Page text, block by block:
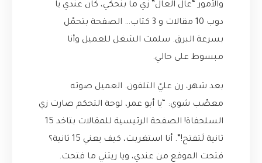
والأمور “عال العال” زي ما بنحكي، كان عندي يا
دوب 10 مقالات و 3 كتاب… الصفحة بتحمّل
بسرعة البرق. سلمت الشغل للعميل وأنا
مبسوط على حالي.
بعد شهر، رن عليّ التلفون. العميل صوته
معصّب شوي: “يا أبو عمر، لوحة التحكم صارت زي
السلحفاة! الصفحة الرئيسية للمقالات بتاخد 15
ثانية لَتفتح!”. أنا استغربت، كيف يعني 15 ثانية؟
فتحت الموقع من عندي، ويا ريتني ما فتحت.